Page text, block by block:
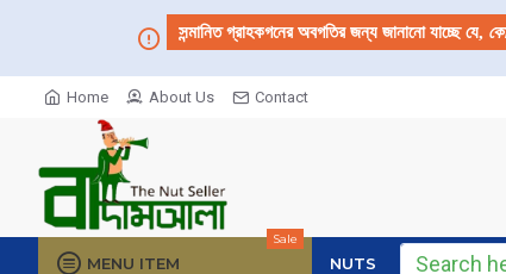
সন্মানিত গ্রাহকগনের অবগতির জন্য জানানো যাচ্ছে যে,
Home About Us Contact
MENU ITEM
Sale
NUTS